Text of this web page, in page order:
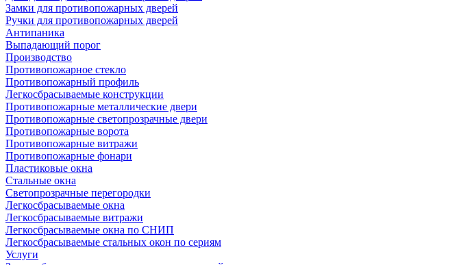
Замки для противопожарных дверей
Ручки для противопожарных дверей
Антипаника
Выпадающий порог
Производство
Противопожарное стекло
Противопожарный профиль
Легкосбрасываемые конструкции
Противопожарные металлические двери
Противопожарные светопрозрачные двери
Противопожарные ворота
Противопожарные витражи
Противопожарные фонари
Пластиковые окна
Стальные окна
Светопрозрачные перегородки
Легкосбрасываемые окна
Легкосбрасываемые витражи
Легкосбрасываемые окна по СНИП
Легкосбрасываемые стальных окон по сериям
Услуги